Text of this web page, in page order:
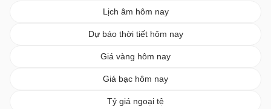
Lịch âm hôm nay
Dự báo thời tiết hôm nay
Giá vàng hôm nay
Giá bạc hôm nay
Tỷ giá ngoại tệ